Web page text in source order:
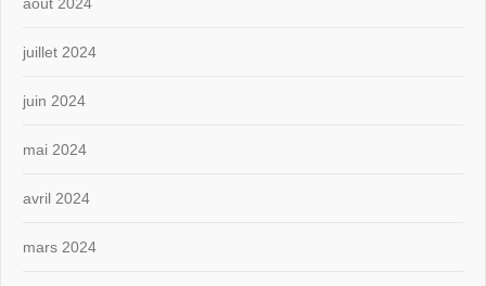
juillet 2024
juin 2024
mai 2024
avril 2024
mars 2024